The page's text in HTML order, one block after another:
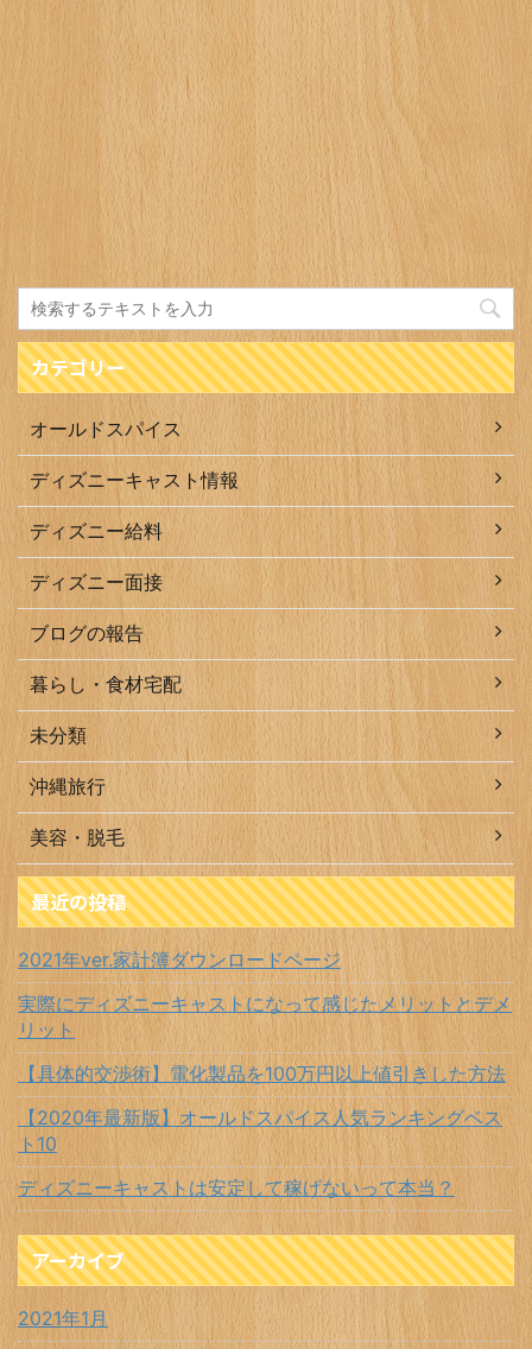
カテゴリー
オールドスパイス
ディズニーキャスト情報
ディズニー給料
ディズニー面接
ブログの報告
暮らし・食材宅配
未分類
沖縄旅行
美容・脱毛
最近の投稿
2021年ver.家計簿ダウンロードページ
実際にディズニーキャストになって感じたメリットとデメ
リット
【具体的交渉術】電化製品を100万円以上値引きした方法
【2020年最新版】オールドスパイス人気ランキングベス
ト10
ディズニーキャストは安定して稼げないって本当？
アーカイブ
2021年1月